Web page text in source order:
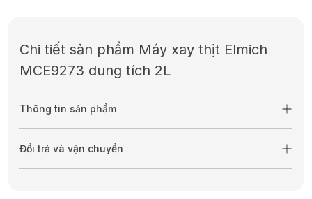
Chi tiết sản phẩm Máy xay thịt Elmich
MCE9273 dung tích 2L
Thông tin sản phẩm
Đổi trả và vận chuyển